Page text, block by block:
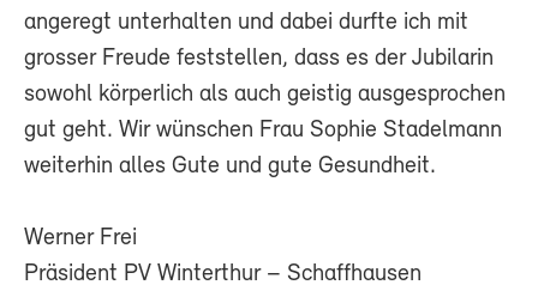
angeregt unterhalten und dabei durfte ich mit
grosser Freude feststellen, dass es der Jubilarin
sowohl körperlich als auch geistig ausgesprochen
gut geht. Wir wünschen Frau Sophie Stadelmann
weiterhin alles Gute und gute Gesundheit.
Werner Frei
Präsident PV Winterthur – Schaffhausen